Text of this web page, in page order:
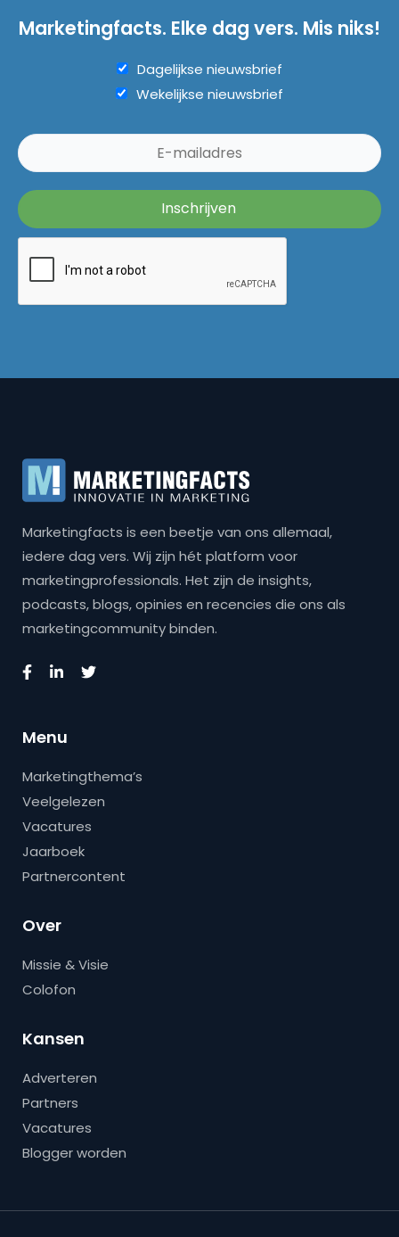
Marketingfacts. Elke dag vers. Mis niks!
Dagelijkse nieuwsbrief
Wekelijkse nieuwsbrief
Marketingfacts is een beetje van ons allemaal,
iedere dag vers. Wij zijn hét platform voor
marketingprofessionals. Het zijn de insights,
podcasts, blogs, opinies en recencies die ons als
marketingcommunity binden.
Menu
Marketingthema’s
Veelgelezen
Vacatures
Jaarboek
Partnercontent
Over
Missie & Visie
Colofon
Kansen
Adverteren
Partners
Vacatures
Blogger worden